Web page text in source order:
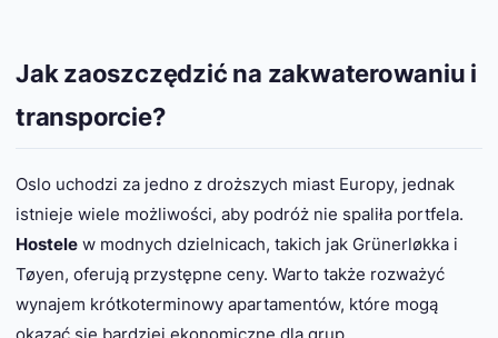
Jak zaoszczędzić na zakwaterowaniu i
transporcie?
Oslo uchodzi za jedno z droższych miast Europy, jednak
istnieje wiele możliwości, aby podróż nie spaliła portfela.
Hostele w modnych dzielnicach, takich jak Grünerløkka i
Tøyen, oferują przystępne ceny. Warto także rozważyć
wynajem krótkoterminowy apartamentów, które mogą